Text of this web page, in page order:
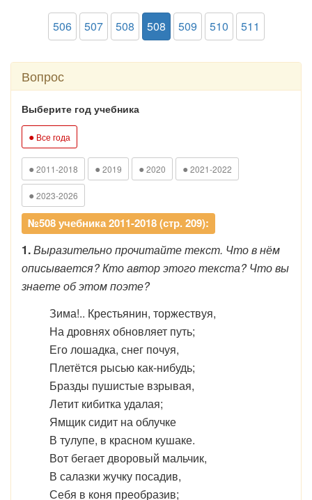
506 507 508 508 509 510 511
Вопрос
Выберите год учебника
● Все года
● 2011-2018 ● 2019 ● 2020 ● 2021-2022
● 2023-2026
№508 учебника 2011-2018 (стр. 209):
1.Выразительно прочитайте текст. Что в нём
описывается? Кто автор этого текста? Что вы
знаете об этом поэте?
Зима!.. Крестьянин, торжествуя,
На дровнях обновляет путь;
Его лошадка, снег почуя,
Плетётся рысью как-нибудь;
Бразды пушистые взрывая,
Летит кибитка удалая;
Ямщик сидит на облучке
В тулупе, в красном кушаке.
Вот бегает дворовый мальчик,
В салазки жучку посадив,
Себя в коня преобразив;